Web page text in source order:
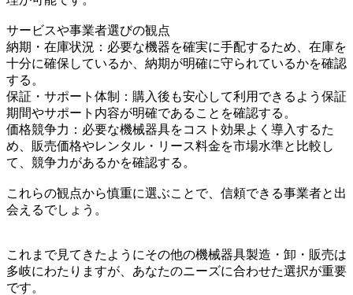
サービスや事業者選びの観点
納期・在庫状況：必要な機器を確実に手配するため、在庫を
十分に確保しているか、納期が明確に守られているかを確認
する。
保証・サポート体制：購入後も安心して利用できるよう保証
期間やサポート内容が明確であることを確認する。
価格競争力：必要な機械器具をコスト効果よく導入するた
め、販売価格やレンタル・リース料金を市場水準と比較し
て、競争力があるかを確認する。
これらの観点から慎重に選ぶことで、信頼できる事業者と出
会えるでしょう。
これまで見てきたようにその他の機械器具製造・卸・販売は
多岐にわたりますが、あなたのニーズに合わせた選択が重要
です。